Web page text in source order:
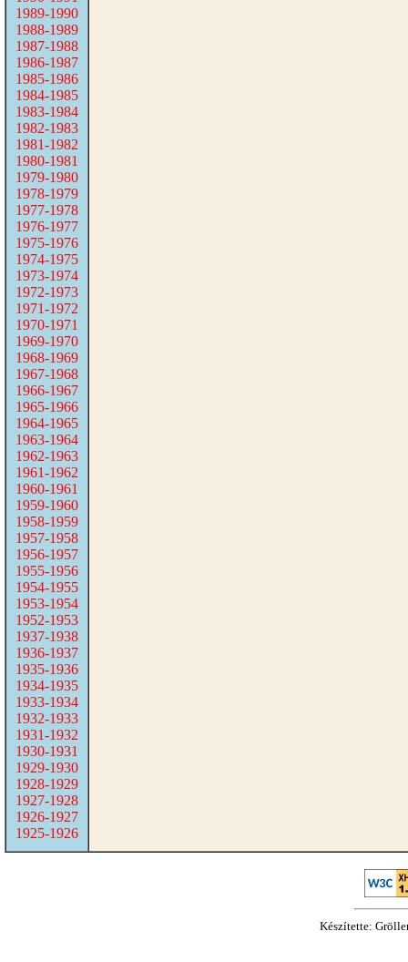
1989-1990
1988-1989
1987-1988
1986-1987
1985-1986
1984-1985
1983-1984
1982-1983
1981-1982
1980-1981
1979-1980
1978-1979
1977-1978
1976-1977
1975-1976
1974-1975
1973-1974
1972-1973
1971-1972
1970-1971
1969-1970
1968-1969
1967-1968
1966-1967
1965-1966
1964-1965
1963-1964
1962-1963
1961-1962
1960-1961
1959-1960
1958-1959
1957-1958
1956-1957
1955-1956
1954-1955
1953-1954
1952-1953
1937-1938
1936-1937
1935-1936
1934-1935
1933-1934
1932-1933
1931-1932
1930-1931
1929-1930
1928-1929
1927-1928
1926-1927
1925-1926
Készítette: